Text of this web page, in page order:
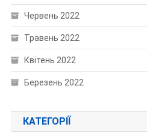
Червень 2022
Травень 2022
Квітень 2022
Березень 2022
КАТЕГОРІЇ